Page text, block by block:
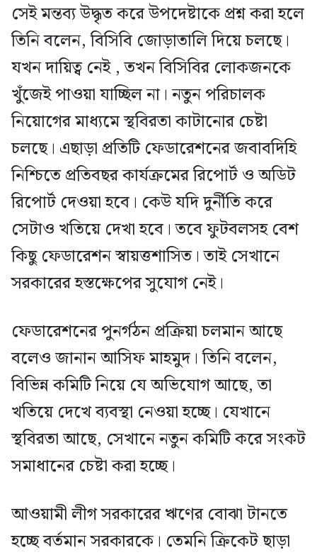
সেই মন্তব্য উদ্ধৃত করে উপদেষ্টাকে প্রশ্ন করা হলে
তিনি বলেন, বিসিবি জোড়াতালি দিয়ে চলছে।
যখন দায়িত্ব নেই , তখন বিসিবির লোকজনকে
খুঁজেই পাওয়া যাচ্ছিল না। নতুন পরিচালক
নিয়োগের মাধ্যমে স্থবিরতা কাটানোর চেষ্টা
চলছে। এছাড়া প্রতিটি ফেডারেশনের জবাবদিহি
নিশ্চিতে প্রতিবছর কার্যক্রমের রিপোর্ট ও অডিট
রিপোর্ট দেওয়া হবে। কেউ যদি দুর্নীতি করে
সেটাও খতিয়ে দেখা হবে। তবে ফুটবলসহ বেশ
কিছু ফেডারেশন স্বায়ত্তশাসিত। তাই সেখানে
সরকারের হস্তক্ষেপের সুযোগ নেই।
ফেডারেশনের পুনর্গঠন প্রক্রিয়া চলমান আছে
বলেও জানান আসিফ মাহমুদ। তিনি বলেন,
বিভিন্ন কমিটি নিয়ে যে অভিযোগ আছে, তা
খতিয়ে দেখে ব্যবস্থা নেওয়া হচ্ছে। যেখানে
স্থবিরতা আছে, সেখানে নতুন কমিটি করে সংকট
সমাধানের চেষ্টা করা হচ্ছে।
আওয়ামী লীগ সরকারের ঋণের বোঝা টানতে
হচ্ছে বর্তমান সরকারকে। তেমনি ক্রিকেট ছাড়া